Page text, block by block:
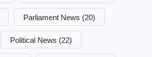
Parliament News (20)
Political News (22)